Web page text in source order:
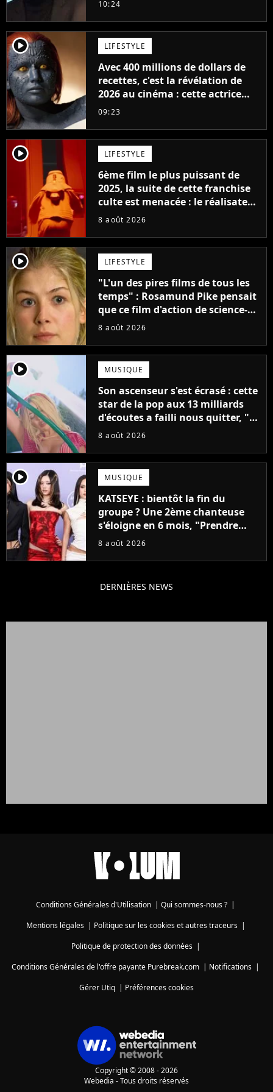
10:24
player2 LIFESTYLE
Avec 400 millions de dollars de
recettes, c'est la révélation de
2026 au cinéma : cette actrice
adorée prête à remplacer
09:23
player2 LIFESTYLE
6ème film le plus puissant de
2025, la suite de cette franchise
culte est menacée : le réalisateur
claque la porte pour "différends
8 août 2026
player2 LIFESTYLE
"L'un des pires films de tous les
temps" : Rosamund Pike pensait
que ce film d'action de science-
fiction avec Dwayne Johnson
8 août 2026
player2 MUSIQUE
Son ascenseur s'est écrasé : cette
star de la pop aux 13 milliards
d'écoutes a failli nous quitter, "Je
pensais ne plus jamais chanter"
8 août 2026
player2 MUSIQUE
KATSEYE : bientôt la fin du
groupe ? Une 2ème chanteuse
s'éloigne en 6 mois, "Prendre
cette décision n’a pas été facile"
8 août 2026
DERNIÈRES NEWS
Conditions Générales d'Utilisation | Qui sommes-nous ? |
Mentions légales| Politique sur les cookies et autres traceurs|
Politique de protection des données|
Conditions Générales de l'offre payante Purebreak.com | Notifications |
Gérer Utiq | Préférences cookies
Copyright © 2008 - 2026
Webedia - Tous droits réservés